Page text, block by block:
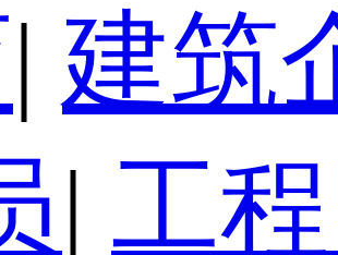
| 建筑
| 工